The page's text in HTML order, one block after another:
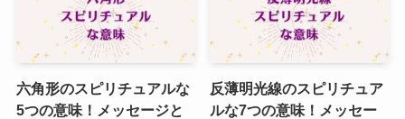
六角形のスピリチュアルな
5つの意味！メッセージと
反薄明光線のスピリチュア
ルな7つの意味！メッセー